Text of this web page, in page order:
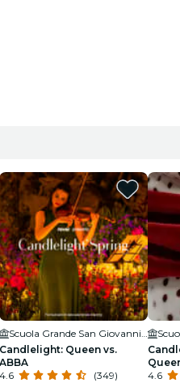
Candlelight: Queen vs.
ABBA
4.6
(349)
4.6